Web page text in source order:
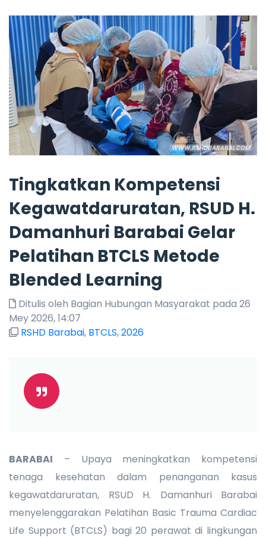
Tingkatkan Kompetensi
Kegawatdaruratan, RSUD H.
Damanhuri Barabai Gelar
Pelatihan BTCLS Metode
Blended Learning
Ditulis oleh Bagian Hubungan Masyarakat pada 26
Mey 2026, 14:07
RSHD Barabai, BTCLS,2026
BARABAI – Upaya meningkatkan kompetensi
tenaga kesehatan dalam penanganan kasus
kegawatdaruratan, RSUD H. Damanhuri Barabai
menyelenggarakan Pelatihan Basic Trauma Cardiac
Life Support (BTCLS) bagi 20 perawat di lingkungan